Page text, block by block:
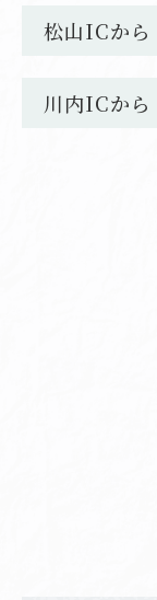
松山ICから
川内ICから